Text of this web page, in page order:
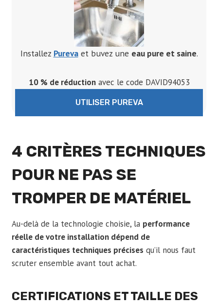
Installez Purevaet buvez une eau pure et saine.
10 % de réductionavec le code DAVID94053
UTILISER PUREVA
4 CRITÈRES TECHNIQUES
POUR NE PAS SE
TROMPER DE MATÉRIEL
Au-delà de la technologie choisie, la performance
réelle de votre installation dépend de
caractéristiques techniques précises qu’il nous faut
scruter ensemble avant tout achat.
CERTIFICATIONS ET TAILLE DES